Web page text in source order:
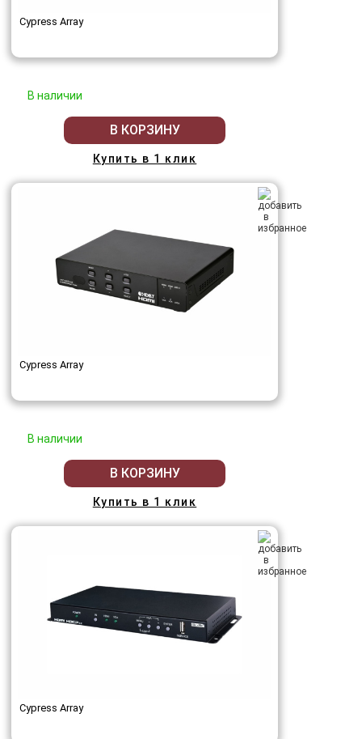
Cypress Array
В наличии
В КОРЗИНУ
Купить в 1 клик
Cypress Array
В наличии
В КОРЗИНУ
Купить в 1 клик
Cypress Array